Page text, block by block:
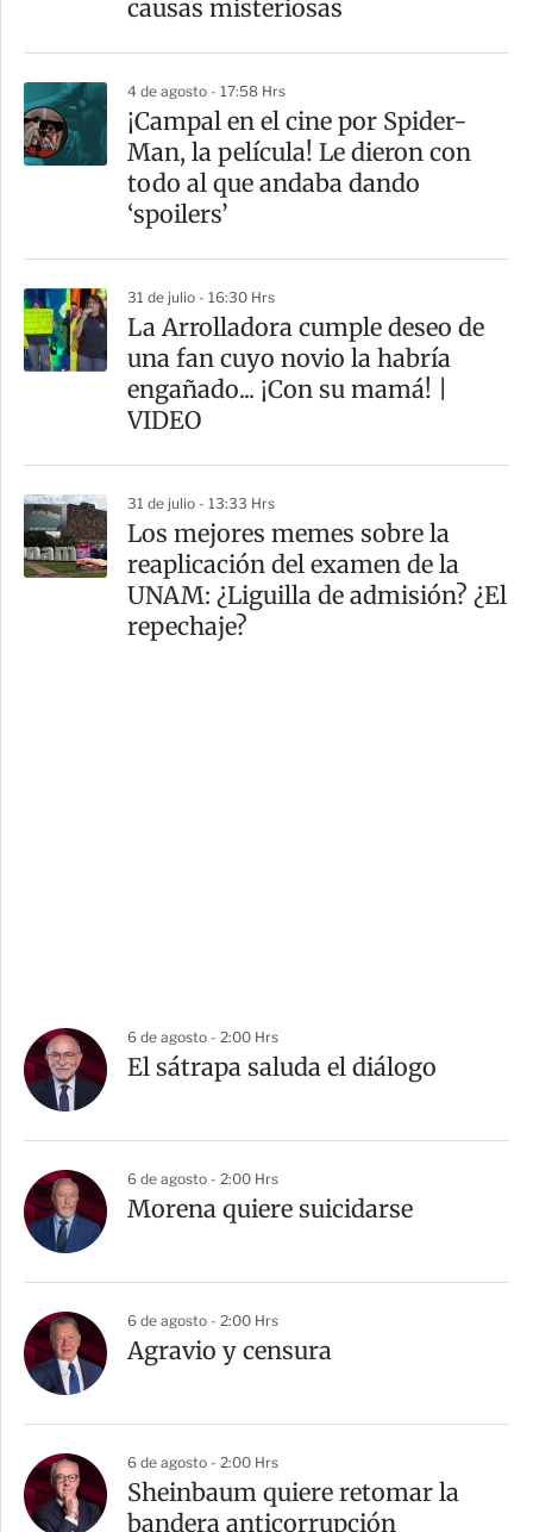
causas misteriosas
4 de agosto - 17:58 Hrs
¡Campal en el cine por Spider-
Man, la película! Le dieron con
todo al que andaba dando
‘spoilers’
31 de julio - 16:30 Hrs
La Arrolladora cumple deseo de
una fan cuyo novio la habría
engañado... ¡Con su mamá! |
VIDEO
31 de julio - 13:33 Hrs
Los mejores memes sobre la
reaplicación del examen de la
UNAM: ¿Liguilla de admisión? ¿El
repechaje?
6 de agosto - 2:00 Hrs
El sátrapa saluda el diálogo
6 de agosto - 2:00 Hrs
Morena quiere suicidarse
6 de agosto - 2:00 Hrs
Agravio y censura
6 de agosto - 2:00 Hrs
Sheinbaum quiere retomar la
bandera anticorrupción